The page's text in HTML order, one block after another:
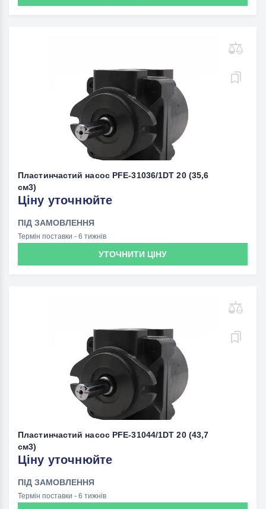
Пластинчастий насос PFE-31036/1DT 20 (35,6
см3)
Ціну уточнюйте
ПІД ЗАМОВЛЕННЯ
Термін поставки - 6 тижнів
УТОЧНИТИ ЦІНУ
Пластинчастий насос PFE-31044/1DT 20 (43,7
см3)
Ціну уточнюйте
ПІД ЗАМОВЛЕННЯ
Термін поставки - 6 тижнів